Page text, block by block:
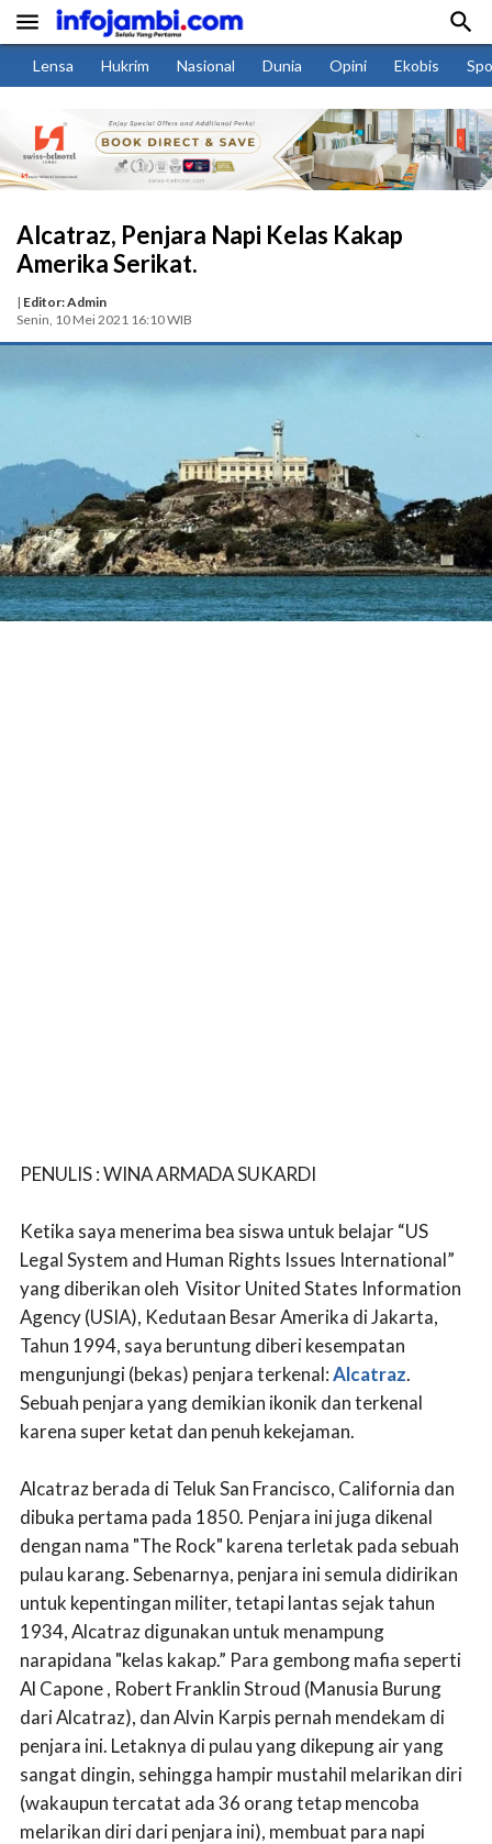
 
Lensa Hukrim Nasional Dunia Opini Ekobis
Alcatraz, Penjara Napi Kelas Kakap
Amerika Serikat.
| Editor: Admin
Senin, 10 Mei 2021 16:10 WIB
PENULIS : WINA ARMADA SUKARDI
Ketika saya menerima bea siswa untuk belajar “US
Legal System and Human Rights Issues International”
yang diberikan oleh Visitor United States Information
Agency (USIA), Kedutaan Besar Amerika di Jakarta,
Tahun 1994, saya beruntung diberi kesempatan
mengunjungi (bekas) penjara terkenal:Alcatraz.
Sebuah penjara yang demikian ikonik dan terkenal
karena super ketat dan penuh kekejaman.
Alcatraz berada di Teluk San Francisco, California dan
dibuka pertama pada 1850. Penjara ini juga dikenal
dengan nama "The Rock" karena terletak pada sebuah
pulau karang. Sebenarnya, penjara ini semula didirikan
untuk kepentingan militer, tetapi lantas sejak tahun
1934, Alcatraz digunakan untuk menampung
narapidana "kelas kakap.” Para gembong mafia seperti
Al Capone , Robert Franklin Stroud (Manusia Burung
dari Alcatraz), dan Alvin Karpis pernah mendekam di
penjara ini. Letaknya di pulau yang dikepung air yang
sangat dingin, sehingga hampir mustahil melarikan diri
(wakaupun tercatat ada 36 orang tetap mencoba
melarikan diri dari penjara ini), membuat para napi